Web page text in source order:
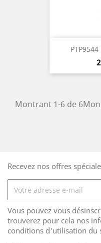
Montrant 1-6 de
Recevez nos offres
Vous pouvez vous
trouverez pour cela nos
conditions d'utilisation du